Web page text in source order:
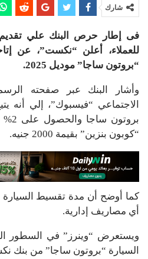
شارك
فى إطار حرص البنك علي تقديم
للعملاء، أعلن “نكست”، عن
“بروتون ساجا” موديل 2025.
وأشار البنك عبر صفحته
الاجتماعي “فيسبوك”، إلي أنه
“كوبون بنزين” بقيمة 2000 جنيه.
أي مصاريف إدارية.
ويستعرض “وينرز” في السطور
السيارة “بروتون ساجا” من بنك